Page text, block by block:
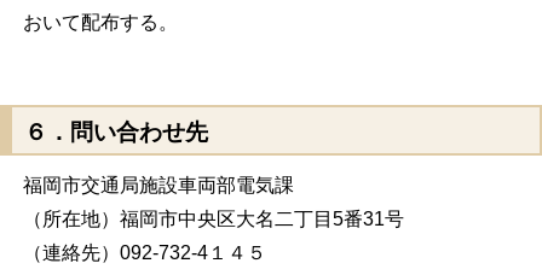
おいて配布する。
６．問い合わせ先
福岡市交通局施設車両部電気課
（所在地）福岡市中央区大名二丁目5番31号
（連絡先）092-732-4１４５